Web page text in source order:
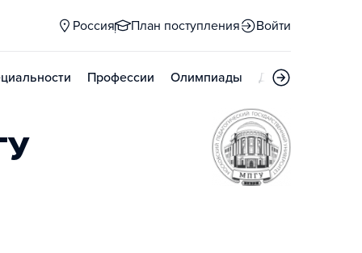
Россия План поступления Войти
Профессии Олимпиады Дни открытых